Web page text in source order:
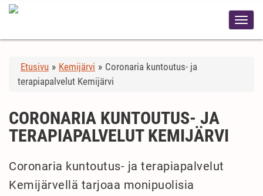
Etusivu » Kemijärvi » Coronaria kuntoutus- ja
terapiapalvelut Kemijärvi
CORONARIA KUNTOUTUS- JA
TERAPIAPALVELUT KEMIJÄRVI
Coronaria kuntoutus- ja terapiapalvelut
Kemijärvellä tarjoaa monipuolisia